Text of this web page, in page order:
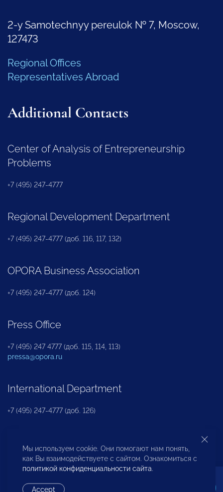
2-y Samotechnyy pereulok № 7, Moscow,
127473
Regional Offices
Representatives Abroad
Additional Contacts
Center of Analysis of Entrepreneurship
Problems
+7 (495) 247-4777
Regional Development Department
+7 (495) 247-4777 (доб. 116, 117, 132)
OPORA Business Association
+7 (495) 247-4777 (доб. 124)
Press Office
+7 (495) 247 4777 (доб. 115, 114, 113)
pressa@opora.ru
International Department
+7 (495) 247-4777 (доб. 126)
Business and Investment Rights Protection
Department
Мы используем cookie. Они помогают нам понять,
как Вы взаимодействуете с сайтом. Ознакомиться с
политикой конфиденциальности сайта.
Accept